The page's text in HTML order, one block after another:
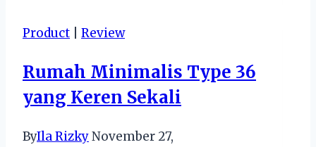
Roket
Product Review
Rumah Minimalis Type 36
yang Keren Sekali
ByIla RizkyNovember 27,